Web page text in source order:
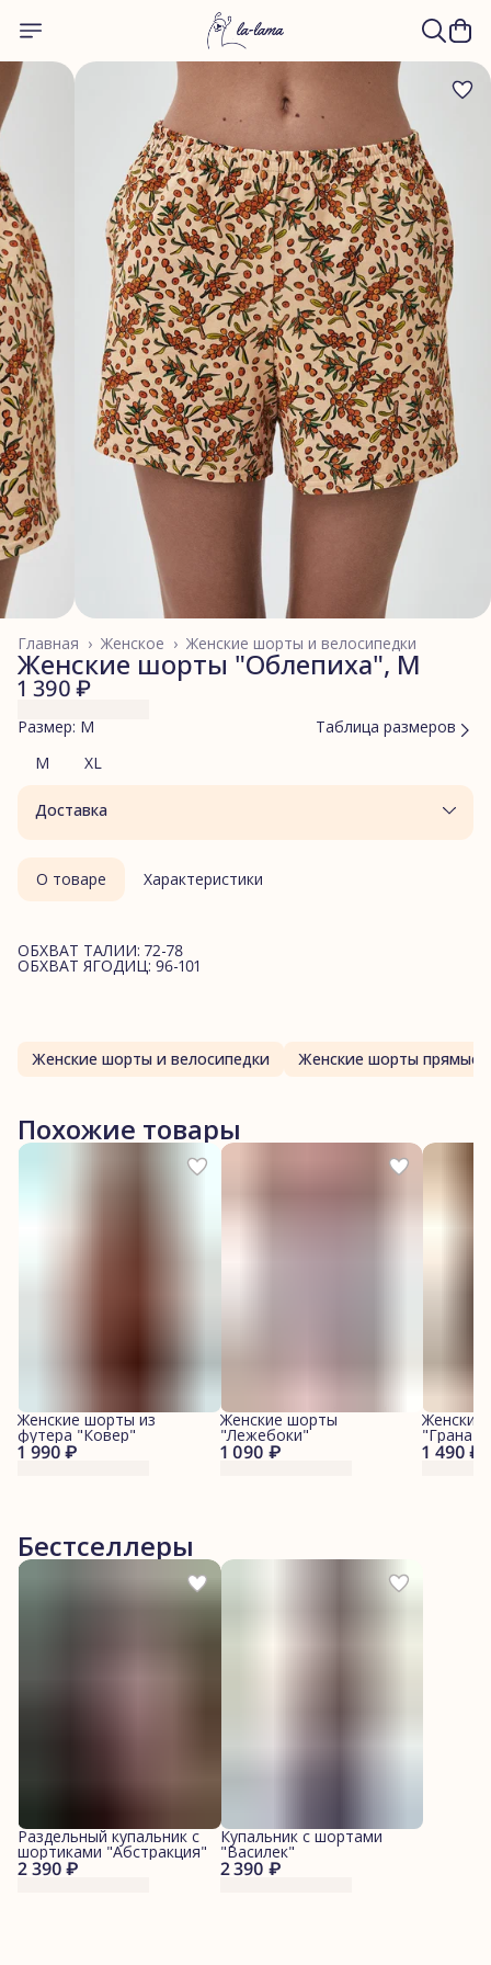
Женские шорты и велосипедки
Женское ›
Главная ›
Женские шорты "Облепиха", M
1 390 ₽
Размер: M
Таблица размеров
M
XL
Доставка
О товаре Характеристики
ОБХВАТ ТАЛИИ: 72-78
ОБХВАТ ЯГОДИЦ: 96-101
Женские шорты и велосипедки Женские шорты прямые
Похожие товары
1 990 ₽
Женские шорты из
футера "Ковер"
1 090 ₽
Женские шорты
"Лежебоки"
1 490 ₽
Бестселлеры
2 390 ₽
Раздельный купальник с
шортиками "Абстракция"
2 390 ₽
Купальник с шортами
"Василек"